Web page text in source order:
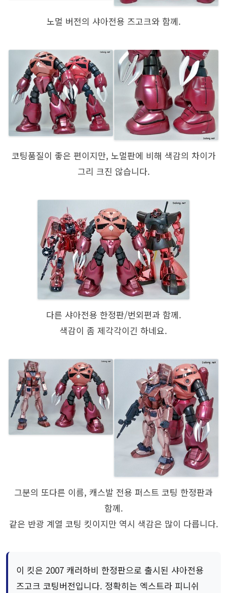
노멀 버전의 샤아전용 즈고크와 함께.
코팅품질이 좋은 편이지만, 노멀판에 비해 색감의 차이가
그리 크진 않습니다.
다른 샤아전용 한정판/번외편과 함께.
색감이 좀 제각각이긴 하네요.
그분의 또다른 이름, 캐스발 전용 퍼스트 코팅 한정판과
함께.
같은 반광 계열 코팅 킷이지만 역시 색감은 많이 다릅니다.
이 킷은 2007 캐러하비 한정판으로 출시된 샤아전용
즈고크 코팅버전입니다. 정확히는 엑스트라 피니쉬